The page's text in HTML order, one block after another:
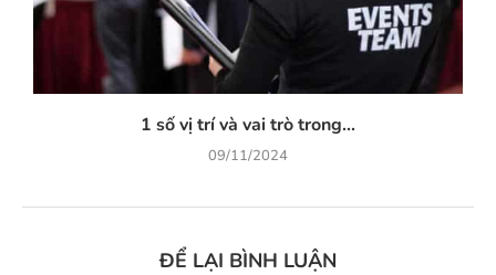
1 số vị trí và vai trò trong...
09/11/2024
ĐỂ LẠI BÌNH LUẬN